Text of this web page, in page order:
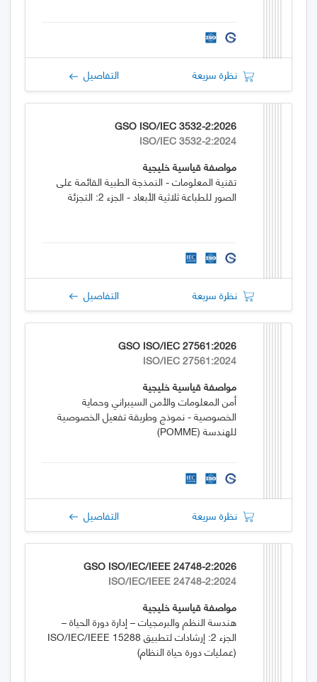
نظرة سريعة التفاصيل
GSO ISO/IEC 3532-2:2026
ISO/IEC 3532-2:2024
مواصفة قياسية خليجية
تقنية المعلومات - النمذجة الطبية القائمة على
الصور للطباعة ثلاثية الأبعاد - الجزء 2: التجزئة
نظرة سريعة التفاصيل
GSO ISO/IEC 27561:2026
ISO/IEC 27561:2024
مواصفة قياسية خليجية
أمن المعلومات والأمن السيبراني وحماية
الخصوصية - نموذج وطريقة تفعيل الخصوصية
للهندسة (POMME)
نظرة سريعة التفاصيل
GSO ISO/IEC/IEEE 24748-2:2026
ISO/IEC/IEEE 24748-2:2024
مواصفة قياسية خليجية
هندسة النظم والبرمجيات – إدارة دورة الحياة –
الجزء 2: إرشادات لتطبيق ISO/IEC/IEEE 15288
(عمليات دورة حياة النظام)